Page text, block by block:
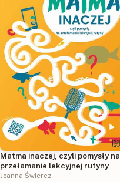
Matma inaczej, czyli pomysły na
przełamanie lekcyjnej rutyny
Joanna Świercz